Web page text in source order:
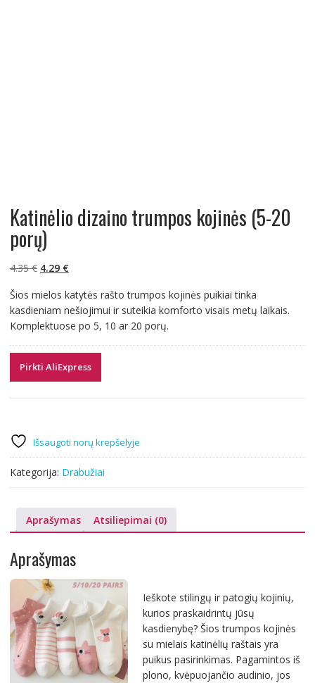
Katinėlio dizaino trumpos kojinės (5-20
porų)
4.35€ Original
was:
4.35 €.
4.29 €Current
is:
4.29 €.
Šios mielos katytės rašto trumpos kojinės puikiai tinka
kasdieniam nešiojimui ir suteikia komforto visais metų laikais.
Komplektuose po 5, 10 ar 20 porų.
Pirkti AliExpress
Išsaugoti norų krepšelyje
Kategorija: Drabužiai
Aprašymas Atsiliepimai (0)
Aprašymas
Ieškote stilingų ir patogių kojinių,
kurios praskaidrintų jūsų
kasdienybę? Šios trumpos kojinės
su mielais katinėlių raštais yra
puikus pasirinkimas. Pagamintos iš
plono, kvėpuojančio audinio, jos